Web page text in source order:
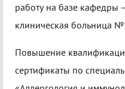
работу на базе кафедры
клиническая больница
Повышение
сертификаты по